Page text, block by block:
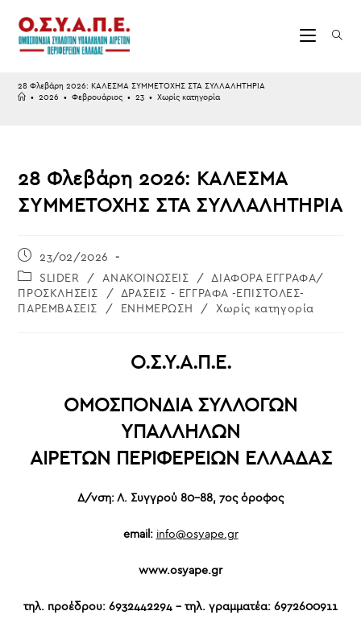
content
28 Φλεβάρη 2026: ΚΑΛΕΣΜΑ ΣΥΜΜΕΤΟΧΗΣ ΣΤΑ ΣΥΛΛΑΛΗΤΗΡΙΑ
• 2026 • Φεβρουάριος • 23 • Χωρίς κατηγορία
28 Φλεβάρη 2026: ΚΑΛΕΣΜΑ
ΣΥΜΜΕΤΟΧΗΣ ΣΤΑ ΣΥΛΛΑΛΗΤΗΡΙΑ
Post
published:
23/02/2026
Post
category:
SLIDER / ΑΝΑΚΟΙΝΩΣΕΙΣ / ΔΙΑΦΟΡΑ ΕΓΓΡΑΦΑ/
ΠΡΟΣΚΛΗΣΕΙΣ
/ ΔΡΑΣΕΙΣ - ΕΓΓΡΑΦΑ -ΕΠΙΣΤΟΛΕΣ-
ΠΑΡΕΜΒΑΣΕΙΣ
/ ΕΝΗΜΕΡΩΣΗ / Χωρίς κατηγορία
Ο.Σ.Υ.Α.Π.Ε.
ΟΜΟΣΠΟΝΔΙΑ ΣΥΛΛΟΓΩΝ
ΥΠΑΛΛΗΛΩΝ
ΑΙΡΕΤΩΝ ΠΕΡΙΦΕΡΕΙΩΝ ΕΛΛΑΔΑΣ
Δ/νση: Λ. Συγγρού 80-88, 7ος όροφος
email: info@osyape.gr
www.osyape.gr
τηλ. προέδρου: 6932442294 – τηλ. γραμματέα: 6972600911